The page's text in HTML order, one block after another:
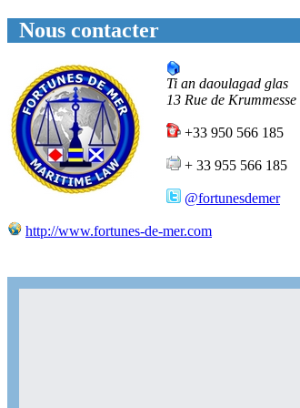
Nous contacter
Ti an daoulagad glas
13 Rue de Krummesse
+33 950 566 185
+ 33 955 566 185
@fortunesdemer
http://www.fortunes-de-mer.com